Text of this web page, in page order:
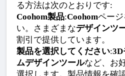
る方法は次のとおりです:
Coohom製品:Coohomペー
い。さまざまなデザインツ
割引で提供しています。
製品を選択してください:3D
ムデザインツールなど、お